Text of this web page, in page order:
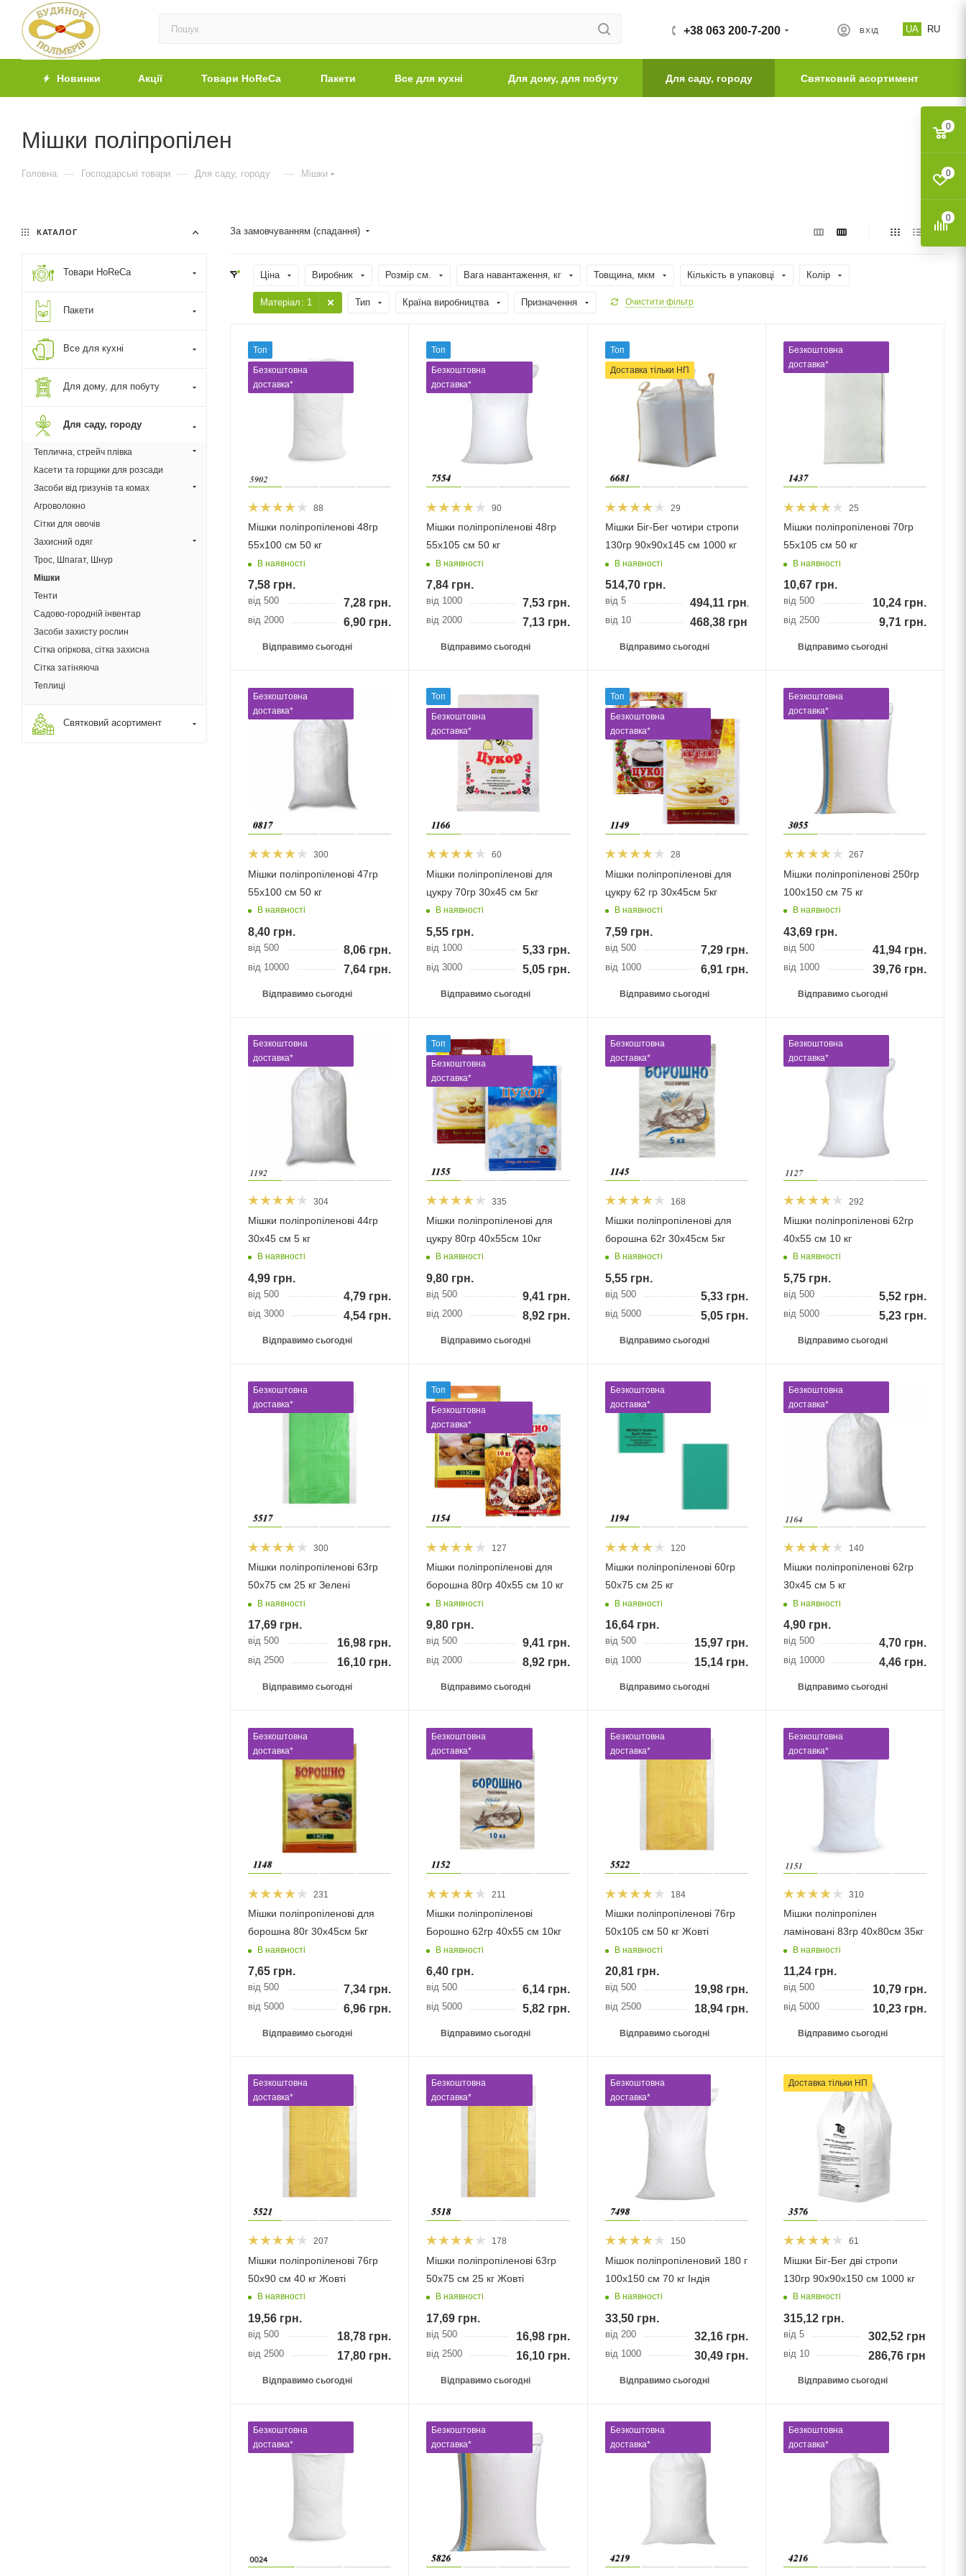
UA RU
ВХІД
+38 063 200-7-200
Новинки Акції Товари HoReCa Пакети Все для кухні Для дому, для побуту Для саду, городу Святковий асортимент
Мішки поліпропілен
Головна — Господарські товари — Для саду, городу — Мішки
За замовчуванням (спадання)
Ціна Виробник Розмір см. Вага навантаження, кг Товщина, мкм Кількість в упаковці Колір
Матеріал: 1 Тип Країна виробництва Призначення Очистити фільтр
Топ
Безкоштовна
доставка*
88
Мішки поліпропіленові 48гр
55х100 см 50 кг
В наявності
7,58 грн.
від 500 7,28 грн.
від 2000 6,90 грн.
Відправимо сьогодні
Топ
Безкоштовна
доставка*
90
Мішки поліпропіленові 48гр
55х105 см 50 кг
В наявності
7,84 грн.
від 1000 7,53грн.
від 2000 7,13грн.
Відправимо сьогодні
Топ
Доставка тільки НП
29
Мішки Біг-Бег чотири стропи
130гр 90x90x145 см 1000 кг
В наявності
514,70грн.
від 5 494,11 грн.
від 10 468,38 грн.
Відправимо сьогодні
Безкоштовна
доставка*
25
Мішки поліпропіленові 70гр
55х105 см 50 кг
В наявності
10,67грн.
від 500 10,24 грн.
від 2500 9,71 грн.
Відправимо сьогодні
Безкоштовна
доставка*
300
Мішки поліпропіленові 47гр
55х100 см 50 кг
В наявності
8,40 грн.
від 500 8,06 грн.
від 10000 7,64 грн.
Відправимо сьогодні
Топ
Безкоштовна
доставка*
60
Мішки поліпропіленові для
цукру 70гр 30х45 см 5кг
В наявності
5,55 грн.
від 1000 5,33грн.
від 3000 5,05грн.
Відправимо сьогодні
Топ
Безкоштовна
доставка*
28
Мішки поліпропіленові для
цукру 62 гр 30х45см 5кг
В наявності
7,59грн.
від 500 7,29грн.
від 1000 6,91грн.
Відправимо сьогодні
Безкоштовна
доставка*
267
Мішки поліпропіленові 250гр
100х150 см 75 кг
В наявності
43,69грн.
від 500 41,94 грн.
від 1000 39,76 грн.
Відправимо сьогодні
Безкоштовна
доставка*
304
Мішки поліпропіленові 44гр
30х45 см 5 кг
В наявності
4,99 грн.
від 500 4,79 грн.
від 3000 4,54 грн.
Відправимо сьогодні
Топ
Безкоштовна
доставка*
335
Мішки поліпропіленові для
цукру 80гр 40х55см 10кг
В наявності
9,80 грн.
від 500 9,41грн.
від 2000 8,92грн.
Відправимо сьогодні
Безкоштовна
доставка*
168
Мішки поліпропіленові для
борошна 62г 30х45см 5кг
В наявності
5,55грн.
від 500 5,33грн.
від 5000 5,05грн.
Відправимо сьогодні
Безкоштовна
доставка*
292
Мішки поліпропіленові 62гр
40х55 см 10 кг
В наявності
5,75грн.
від 500 5,52 грн.
від 5000 5,23 грн.
Відправимо сьогодні
Безкоштовна
доставка*
300
Мішки поліпропіленові 63гр
50х75 см 25 кг Зелені
В наявності
17,69 грн.
від 500 16,98 грн.
від 2500 16,10 грн.
Відправимо сьогодні
Топ
Безкоштовна
доставка*
127
Мішки поліпропіленові для
борошна 80гр 40х55 см 10 кг
В наявності
9,80 грн.
від 500 9,41грн.
від 2000 8,92грн.
Відправимо сьогодні
Безкоштовна
доставка*
120
Мішки поліпропіленові 60гр
50х75 см 25 кг
В наявності
16,64грн.
від 500 15,97грн.
від 1000 15,14грн.
Відправимо сьогодні
Безкоштовна
доставка*
140
Мішки поліпропіленові 62гр
30х45 см 5 кг
В наявності
4,90грн.
від 500 4,70 грн.
від 10000 4,46 грн.
Відправимо сьогодні
Безкоштовна
доставка*
231
Мішки поліпропіленові для
борошна 80г 30х45см 5кг
В наявності
7,65 грн.
від 500 7,34 грн.
від 5000 6,96 грн.
Відправимо сьогодні
Безкоштовна
доставка*
211
Мішки поліпропіленові
Борошно 62гр 40х55 см 10кг
В наявності
6,40 грн.
від 500 6,14грн.
від 5000 5,82грн.
Відправимо сьогодні
Безкоштовна
доставка*
184
Мішки поліпропіленові 76гр
50х105 см 50 кг Жовті
В наявності
20,81грн.
від 500 19,98грн.
від 2500 18,94грн.
Відправимо сьогодні
Безкоштовна
доставка*
310
Мішки поліпропілен
ламіновані 83гр 40х80см 35кг
В наявності
11,24грн.
від 500 10,79 грн.
від 5000 10,23 грн.
Відправимо сьогодні
Безкоштовна
доставка*
207
Мішки поліпропіленові 76гр
50х90 см 40 кг Жовті
В наявності
19,56 грн.
від 500 18,78 грн.
від 2500 17,80 грн.
Відправимо сьогодні
Безкоштовна
доставка*
178
Мішки поліпропіленові 63гр
50х75 см 25 кг Жовті
В наявності
17,69 грн.
від 500 16,98грн.
від 2500 16,10грн.
Відправимо сьогодні
Безкоштовна
доставка*
150
Мішок поліпропіленовий 180 г
100х150 см 70 кг Індія
В наявності
33,50грн.
від 200 32,16грн.
від 1000 30,49грн.
Відправимо сьогодні
Доставка тільки НП
61
Мішки Біг-Бег дві стропи
130гр 90x90x150 см 1000 кг
В наявності
315,12грн.
від 5 302,52 грн.
від 10 286,76 грн.
Відправимо сьогодні
Безкоштовна
доставка*
Безкоштовна
доставка*
Безкоштовна
доставка*
Безкоштовна
доставка*
КАТАЛОГ
Товари HoReCa
Пакети
Все для кухні
Для дому, для побуту
Для саду, городу
Теплична, стрейч плівка
Касети та горщики для розсади
Засоби від гризунів та комах
Агроволокно
Сітки для овочів
Захисний одяг
Трос, Шпагат, Шнур
Мішки
Тенти
Садово-городній інвентар
Засоби захисту рослин
Сітка огіркова, сітка захисна
Сітка затіняюча
Теплиці
Святковий асортимент
0
0
0